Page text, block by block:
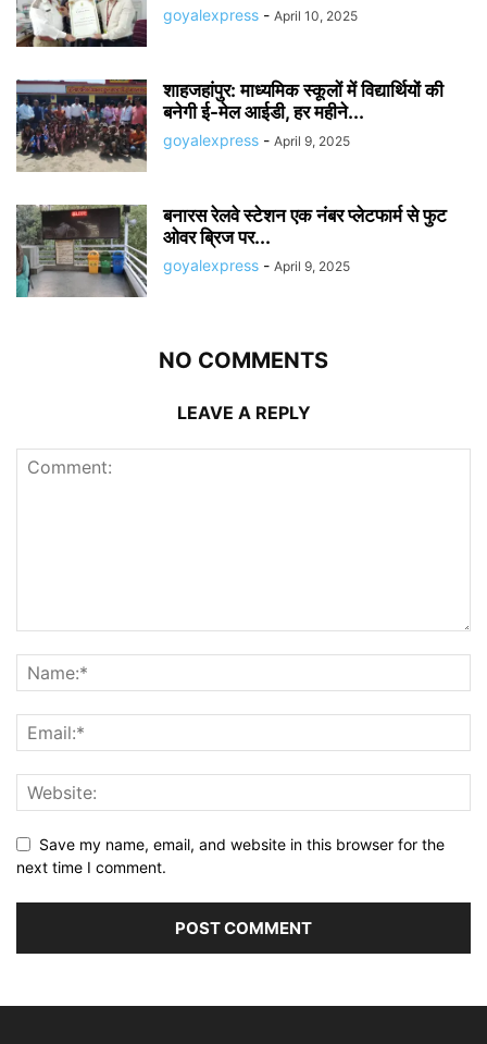
goyalexpress - April 10, 2025
शाहजहांपुर: माध्यमिक स्कूलाें में विद्यार्थियों की
बनेगी ई-मेल आईडी, हर महीने...
goyalexpress - April 9, 2025
बनारस रेलवे स्टेशन एक नंबर प्लेटफार्म से फुट
ओवर ब्रिज पर...
goyalexpress - April 9, 2025
NO COMMENTS
LEAVE A REPLY
Save my name, email, and website in this browser for the
next time I comment.